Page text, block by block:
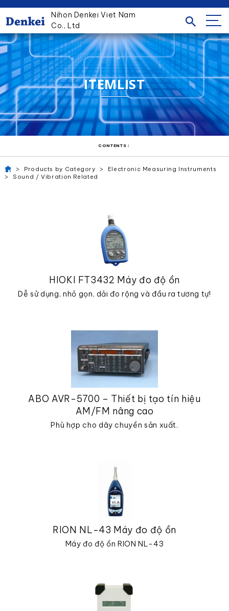
Nihon Denkei Viet Nam
Co., Ltd
ITEMLIST
CONTENTS：
Products by Category
Electronic Measuring Instruments
Sound / Vibration Related
HIOKI FT3432 Máy đo độ ồn
Dễ sử dụng, nhỏ gọn, dải đo rộng và đầu ra tương tự!
ABO AVR-5700 – Thiết bị tạo tín hiệu
AM/FM nâng cao
Phù hợp cho dây chuyền sản xuất.
RION NL-43 Máy đo độ ồn
Máy đo độ ồn RION NL-43